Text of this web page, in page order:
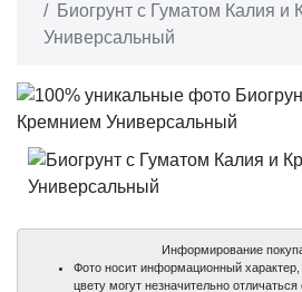
Биогрунт с Гуматом Калия и
Универсальный
Информирование
Фото носит информационный
цвету могут незначительно